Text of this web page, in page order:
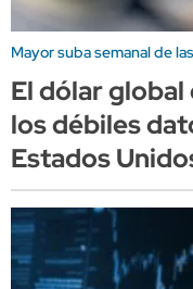
Mayor suba semanal de
El dólar
los débiles
Estados